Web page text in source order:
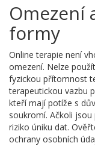
Omezení
formy
Online terapie není
omezení. Nelze
fyzickou přítomnost
terapeutickou vazbu
kteří mají potíže s
soukromí. Ačkoli
riziko úniku dat.
ochrany osobních